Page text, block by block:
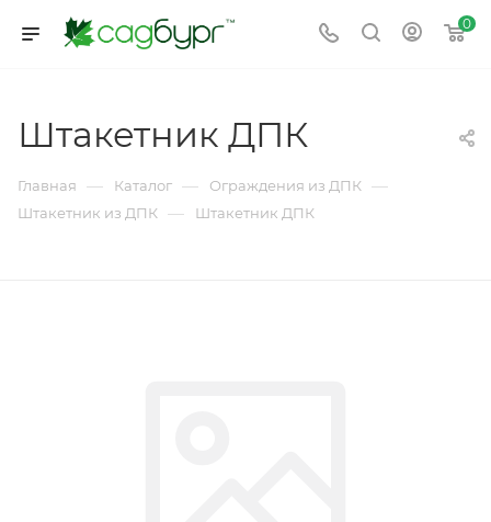
0
Штакетник ДПК
Главная — Каталог — Ограждения из ДПК —
Штакетник из ДПК — Штакетник ДПК